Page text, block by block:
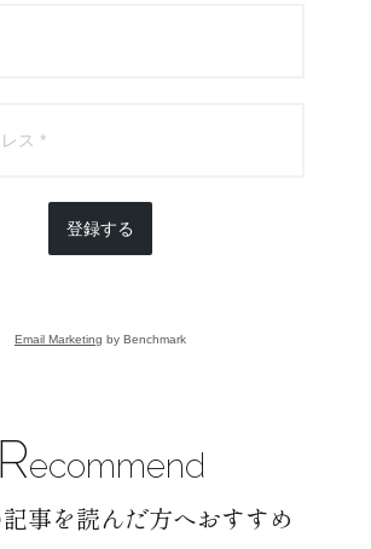
登録する
Email Marketing by Benchmark
Recommend
事を読んだ方へおすすめ